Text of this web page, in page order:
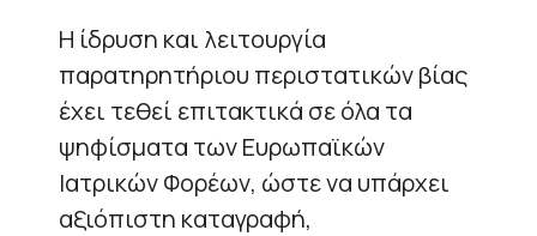
Η ίδρυση και λειτουργία
παρατηρητήριου περιστατικών βίας
έχει τεθεί επιτακτικά σε όλα τα
ψηφίσματα των Ευρωπαϊκών
Ιατρικών Φορέων, ώστε να υπάρχει
αξιόπιστη καταγραφή,